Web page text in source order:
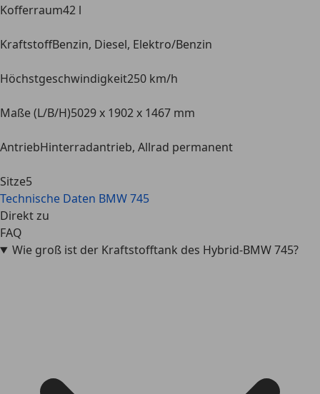
Kofferraum42 l
KraftstoffBenzin, Diesel, Elektro/Benzin
Höchstgeschwindigkeit250 km/h
Maße (L/B/H)5029 x 1902 x 1467 mm
AntriebHinterradantrieb, Allrad permanent
Sitze5
Technische Daten BMW 745
Direkt zu
FAQ
Wie groß ist der Kraftstofftank des Hybrid-BMW 745?